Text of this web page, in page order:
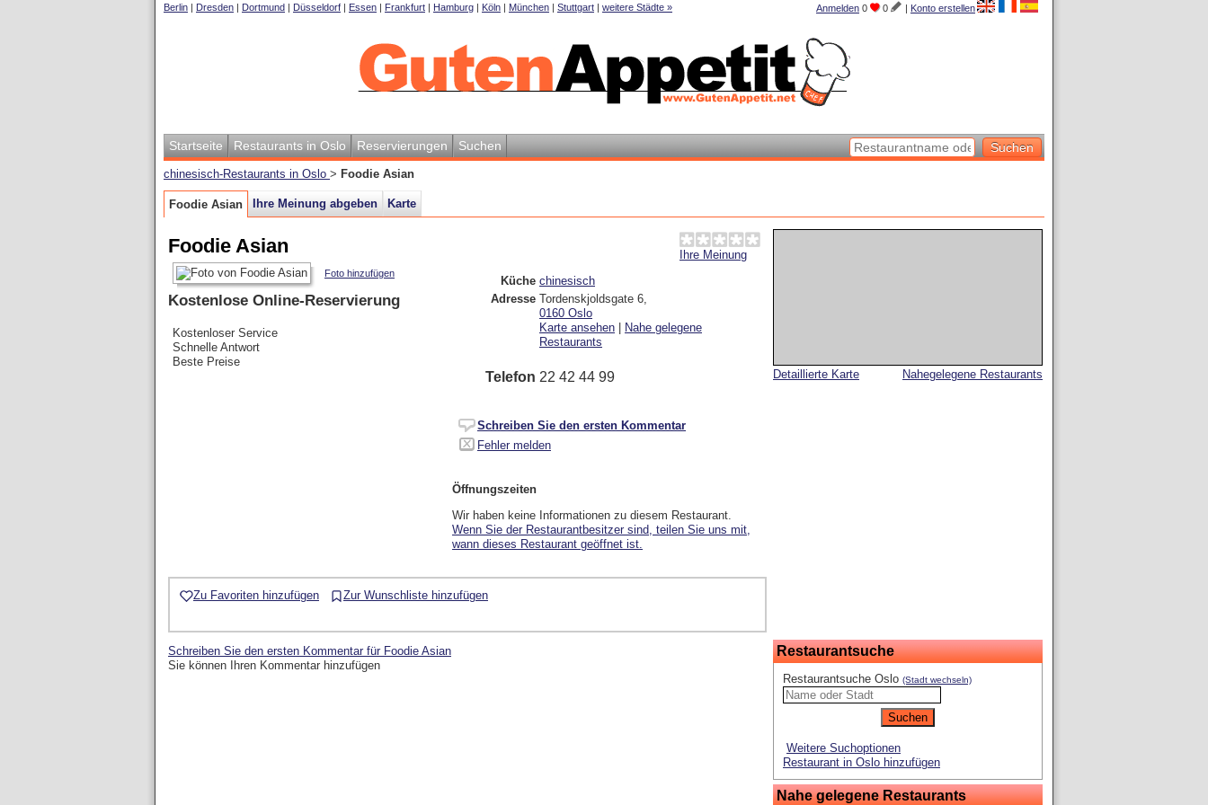
Anmelden 0 0 | Konto erstellen
Berlin | Dresden | Dortmund | Düsseldorf | Essen | Frankfurt | Hamburg | Köln | München | Stuttgart | weitere Städte »
Startseite Restaurants in Oslo Reservierungen Suchen
chinesisch-Restaurants in Oslo > Foodie Asian
Foodie Asian Ihre Meinung abgeben Karte
Nahegelegene Restaurants
Detaillierte Karte
Restaurantsuche
Restaurantsuche Oslo (Stadt wechseln)
Weitere Suchoptionen
Restaurant in Oslo hinzufügen
Nahe gelegene Restaurants
Ihre Meinung
Foodie Asian
Küche chinesisch
Adresse Tordenskjoldsgate 6,
0160 Oslo
Karte ansehen
Nahe gelegene
Restaurants
Telefon 22 42 44 99
Schreiben Sie den ersten Kommentar
Fehler melden
Öffnungszeiten
Wir haben keine Informationen zu diesem Restaurant.
Wenn Sie der Restaurantbesitzer sind, teilen Sie uns mit,
wann dieses Restaurant geöffnet ist.
Foto hinzufügen
Kostenlose Online-Reservierung
Kostenloser Service
Schnelle Antwort
Beste Preise
Zu Favoriten hinzufügen Zur Wunschliste hinzufügen
Schreiben Sie den ersten Kommentar für Foodie Asian
Sie können Ihren Kommentar hinzufügen